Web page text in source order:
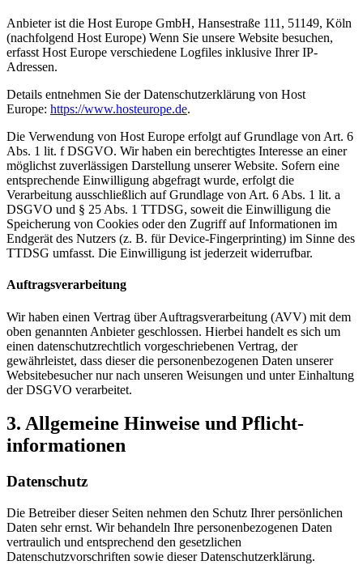
Anbieter ist die Host Europe GmbH, Hansestraße 111, 51149, Köln
(nachfolgend Host Europe) Wenn Sie unsere Website besuchen,
erfasst Host Europe verschiedene Logfiles inklusive Ihrer IP-
Adressen.
Details entnehmen Sie der Datenschutzerklärung von Host
Europe: https://www.hosteurope.de.
Die Verwendung von Host Europe erfolgt auf Grundlage von Art. 6
Abs. 1 lit. f DSGVO. Wir haben ein berechtigtes Interesse an einer
möglichst zuverlässigen Darstellung unserer Website. Sofern eine
entsprechende Einwilligung abgefragt wurde, erfolgt die
Verarbeitung ausschließlich auf Grundlage von Art. 6 Abs. 1 lit. a
DSGVO und § 25 Abs. 1 TTDSG, soweit die Einwilligung die
Speicherung von Cookies oder den Zugriff auf Informationen im
Endgerät des Nutzers (z. B. für Device-Fingerprinting) im Sinne des
TTDSG umfasst. Die Einwilligung ist jederzeit widerrufbar.
Auftragsverarbeitung
Wir haben einen Vertrag über Auftragsverarbeitung (AVV) mit dem
oben genannten Anbieter geschlossen. Hierbei handelt es sich um
einen datenschutzrechtlich vorgeschriebenen Vertrag, der
gewährleistet, dass dieser die personenbezogenen Daten unserer
Websitebesucher nur nach unseren Weisungen und unter Einhaltung
der DSGVO verarbeitet.
3. Allgemeine Hinweise und Pflicht­
informationen
Datenschutz
Die Betreiber dieser Seiten nehmen den Schutz Ihrer persönlichen
Daten sehr ernst. Wir behandeln Ihre personenbezogenen Daten
vertraulich und entsprechend den gesetzlichen
Datenschutzvorschriften sowie dieser Datenschutzerklärung.